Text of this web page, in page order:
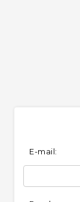
E-mail: